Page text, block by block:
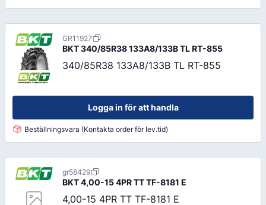
GR11927
BKT340/85R38 133A8/133B TL RT-855
340/85R38 133A8/133B TL RT-855
Logga in för att handla
Beställningsvara (Kontakta order för lev.tid)
gr58429
BKT4,00-15 4PR TT TF-8181 E
4,00-15 4PR TT TF-8181 E